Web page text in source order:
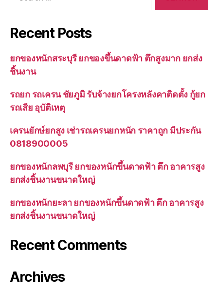
Recent Posts
ยกของหนักสระบุรี ยกของขึ้นดาดฟ้า ตึกสูงมาก ยกส่ง
ชิ้นงาน
รถยก รถเครน ชัยภูมิ รับจ้างยกโครงหลังคาติดตั้ง กู้ยก
รถเสีย อุบัติเหตุ
เครนยักษ์ยกสูง เช่ารถเครนยกหนัก ราคาถูก มีประกัน
0818900005
ยกของหนักลพบุรี ยกของหนักขึ้นดาดฟ้า ตึก อาคารสูง
ยกส่งชิ้นงานขนาดใหญ่
ยกของหนักยะลา ยกของหนักขึ้นดาดฟ้า ตึก อาคารสูง
ยกส่งชิ้นงานขนาดใหญ่
Recent Comments
Archives